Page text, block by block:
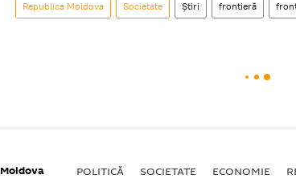
Republica Moldova Societate Știri frontieră
Moldova POLITICĂ SOCIETATE ECONOMIE